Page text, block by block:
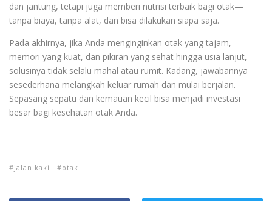
dan jantung, tetapi juga memberi nutrisi terbaik bagi otak—
tanpa biaya, tanpa alat, dan bisa dilakukan siapa saja.
Pada akhirnya, jika Anda menginginkan otak yang tajam,
memori yang kuat, dan pikiran yang sehat hingga usia lanjut,
solusinya tidak selalu mahal atau rumit. Kadang, jawabannya
sesederhana melangkah keluar rumah dan mulai berjalan.
Sepasang sepatu dan kemauan kecil bisa menjadi investasi
besar bagi kesehatan otak Anda.
jalan kaki otak